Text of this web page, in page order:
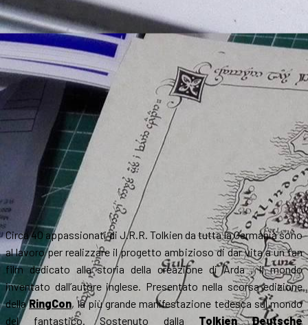
Circa 40 appassionati di J.R.R. Tolkien da tutta la Germania sono
al lavoro per realizzare il progetto ambizioso di dar vita a un fan
film dedicato alla storia della creazione di Arda , il mondo
inventato dall’autore inglese. Presentato nella scorsa edizione
dellaRingCon, la più grande manifestazione tedesca sul mondo
del fantastico. Sostenuto dalla Tolkien Deutsche